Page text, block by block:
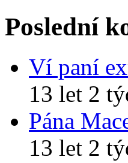
Poslední
Ví paní
13 let 2
Pána
13 let 2